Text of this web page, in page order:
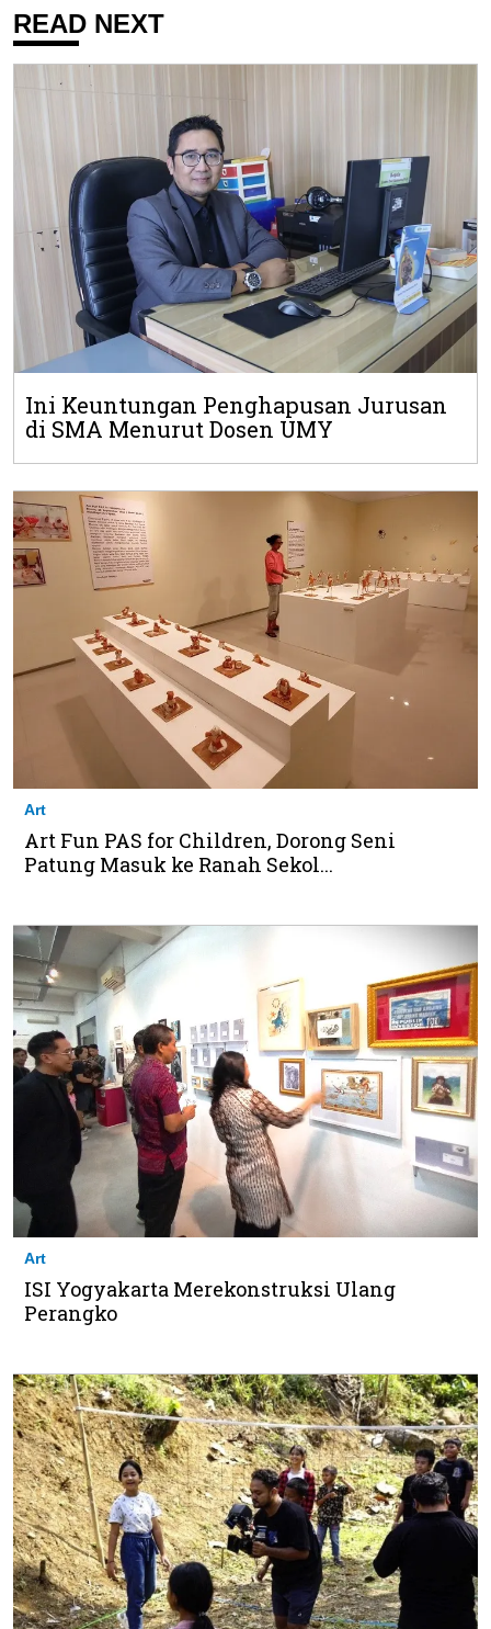
READ NEXT
Ini Keuntungan Penghapusan Jurusan
di SMA Menurut Dosen UMY
Art
Art Fun PAS for Children, Dorong Seni
Patung Masuk ke Ranah Sekol...
Art
ISI Yogyakarta Merekonstruksi Ulang
Perangko